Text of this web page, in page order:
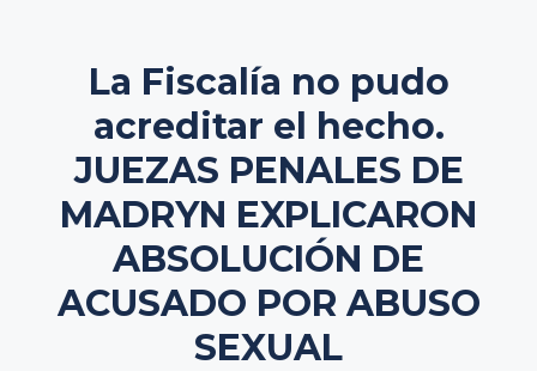
La Fiscalía no pudo
acreditar el hecho.
JUEZAS PENALES DE
MADRYN EXPLICARON
ABSOLUCIÓN DE
ACUSADO POR ABUSO
SEXUAL